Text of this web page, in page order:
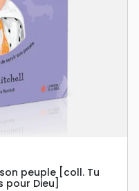
peuple [coll. Tu
pour Dieu]